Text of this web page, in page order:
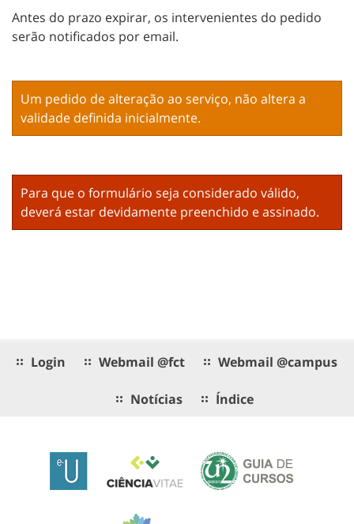
Antes do prazo expirar, os intervenientes do pedido
serão notificados por email.
Um pedido de alteração ao serviço, não altera a
validade definida inicialmente.
Para que o formulário seja considerado válido,
deverá estar devidamente preenchido e assinado.
Login Webmail @fct Webmail @campus
Notícias Índice